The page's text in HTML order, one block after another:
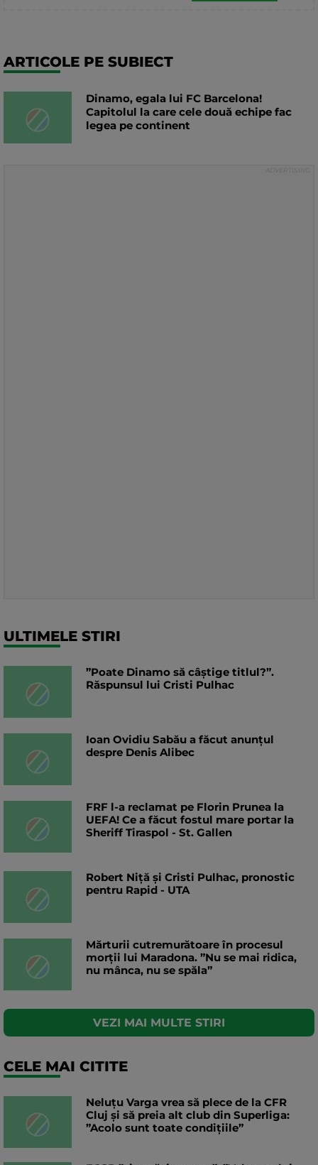
ARTICOLE PE SUBIECT
Dinamo, egala lui FC Barcelona!
Capitolul la care cele două echipe fac
legea pe continent
ULTIMELE STIRI
”Poate Dinamo să câștige titlul?”.
Răspunsul lui Cristi Pulhac
Ioan Ovidiu Sabău a făcut anunțul
despre Denis Alibec
FRF l-a reclamat pe Florin Prunea la
UEFA! Ce a făcut fostul mare portar la
Sheriff Tiraspol - St. Gallen
Robert Niță și Cristi Pulhac, pronostic
pentru Rapid - UTA
Mărturii cutremurătoare în procesul
morţii lui Maradona. ”Nu se mai ridica,
nu mânca, nu se spăla”
VEZI MAI MULTE STIRI
CELE MAI CITITE
Neluțu Varga vrea să plece de la CFR
Cluj și să preia alt club din Superliga:
”Acolo sunt toate condițiile”